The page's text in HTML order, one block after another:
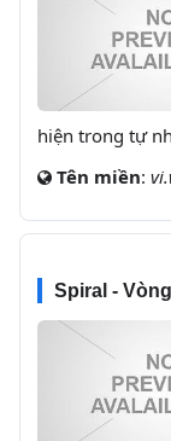
hiện trong tự
Tên miền:
Spiral -